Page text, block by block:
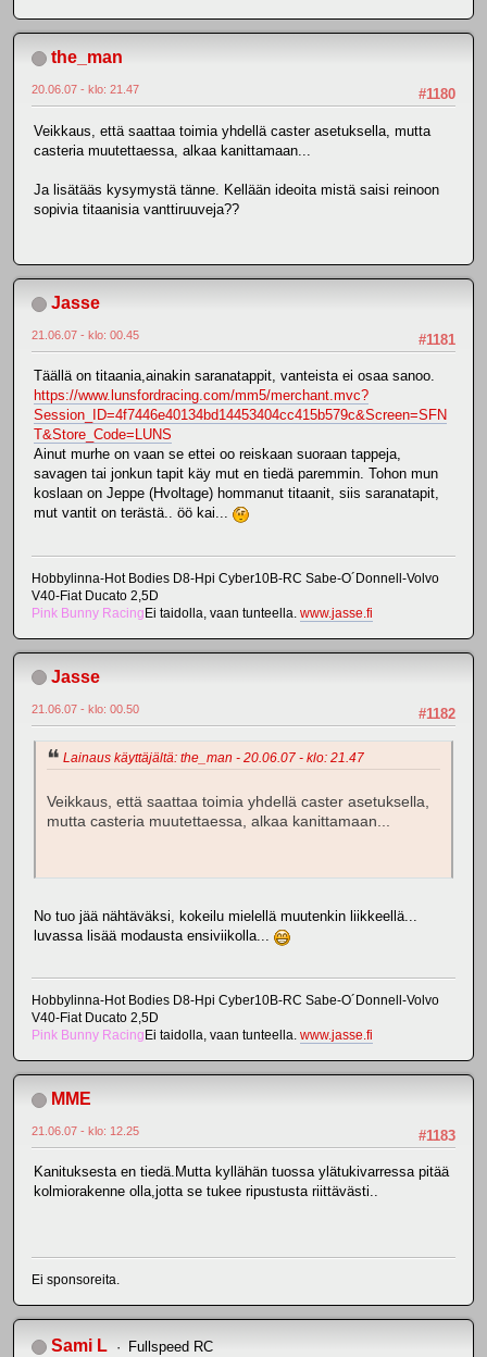
the_man
#1180
20.06.07 - klo: 21.47
Veikkaus, että saattaa toimia yhdellä caster asetuksella, mutta
casteria muutettaessa, alkaa kanittamaan...
Ja lisätääs kysymystä tänne. Kellään ideoita mistä saisi reinoon
sopivia titaanisia vanttiruuveja??
Jasse
#1181
21.06.07 - klo: 00.45
Täällä on titaania,ainakin saranatappit, vanteista ei osaa sanoo.
https://www.lunsfordracing.com/mm5/merchant.mvc?
Session_ID=4f7446e40134bd14453404cc415b579c&Screen=SFN
T&Store_Code=LUNS
Ainut murhe on vaan se ettei oo reiskaan suoraan tappeja,
savagen tai jonkun tapit käy mut en tiedä paremmin. Tohon mun
koslaan on Jeppe (Hvoltage) hommanut titaanit, siis saranatapit,
mut vantit on terästä.. öö kai...
Hobbylinna-Hot Bodies D8-Hpi Cyber10B-RC Sabe-O´Donnell-Volvo
V40-Fiat Ducato 2,5D
Pink Bunny RacingEi taidolla, vaan tunteella. www.jasse.fi
Jasse
#1182
21.06.07 - klo: 00.50
Lainaus käyttäjältä: the_man - 20.06.07 - klo: 21.47
Veikkaus, että saattaa toimia yhdellä caster asetuksella,
mutta casteria muutettaessa, alkaa kanittamaan...
No tuo jää nähtäväksi, kokeilu mielellä muutenkin liikkeellä...
luvassa lisää modausta ensiviikolla...
Hobbylinna-Hot Bodies D8-Hpi Cyber10B-RC Sabe-O´Donnell-Volvo
V40-Fiat Ducato 2,5D
Pink Bunny Racing Ei taidolla, vaan tunteella. www.jasse.fi
MME
#1183
21.06.07 - klo: 12.25
Kanituksesta en tiedä.Mutta kyllähän tuossa ylätukivarressa pitää
kolmiorakenne olla,jotta se tukee ripustusta riittävästi..
Ei sponsoreita.
Sami L Fullspeed RC